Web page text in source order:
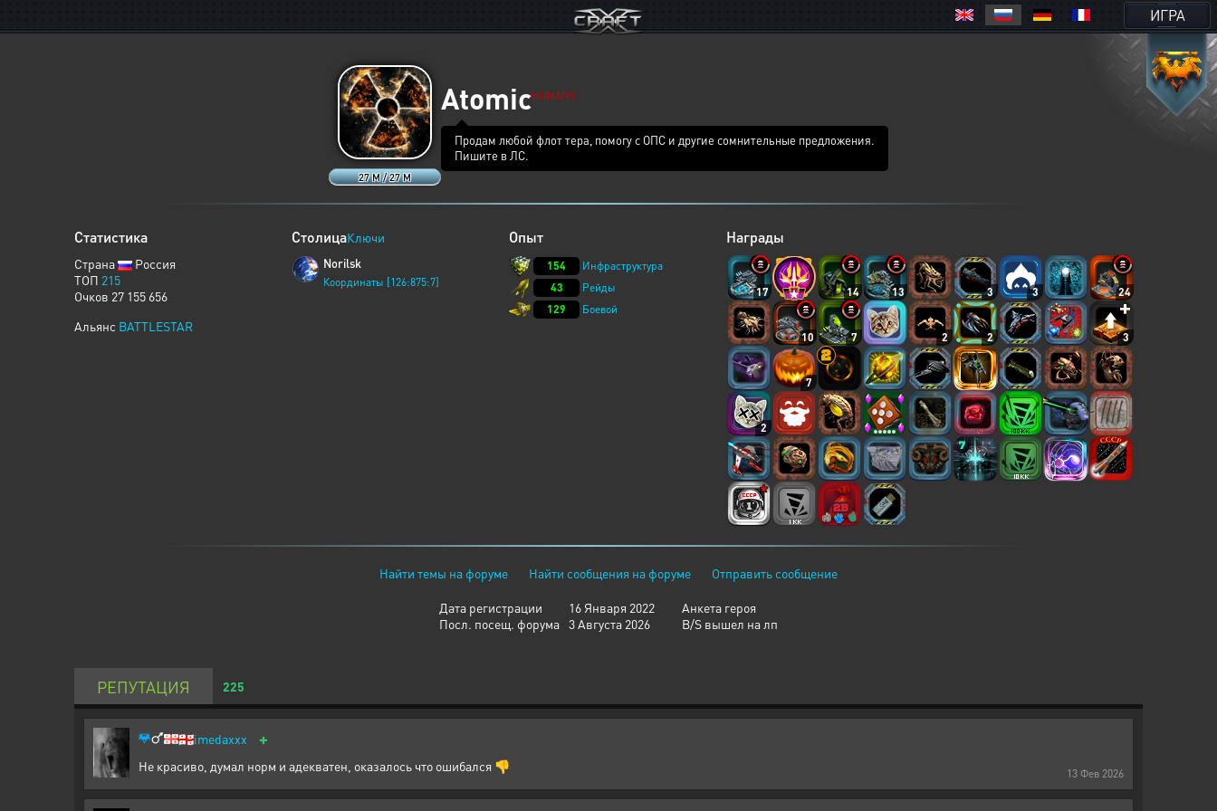
ИГРА
27 M / 27 M
AtomicHUMANS
Продам любой флот тера, помогу с ОПС и другие сомнительные предложения.
Пишите в ЛС.
Статистика
Страна
Россия
ТОП 215
Очков 27 155 656
Альянс BATTLESTAR
СтолицаКлючи
Norilsk
Координаты [126:875:7]
Опыт
154
Инфраструктура
43
Рейды
129
Боевой
Награды
17 14 13 3 3 24
10 7 2 2 3
7
2
Найти темы на форуме Найти сообщения на форуме Отправить сообщение
Дата регистрации
16 Января 2022
Посл. посещ. форума 3 Августа 2026
Анкета героя
B/S вышел на лп
РЕПУТАЦИЯ 225
13 Фев 2026
🇬🇪imedaxxx +
Не красиво, думал норм и адекватен, оказалось что ошибался 👎